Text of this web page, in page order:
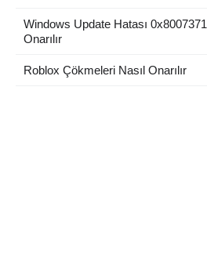
Windows Update Hatası
Onarılır
Roblox Çökmeleri Nasıl Onarılır